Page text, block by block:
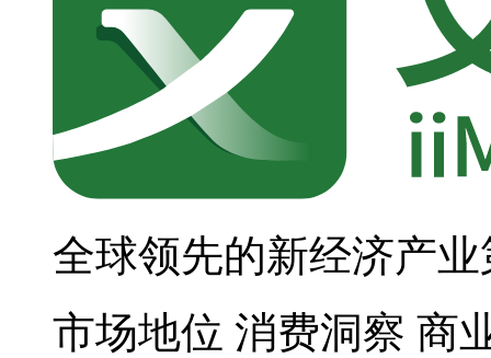
全球领先的新经济产
市场地位 消费洞察 商